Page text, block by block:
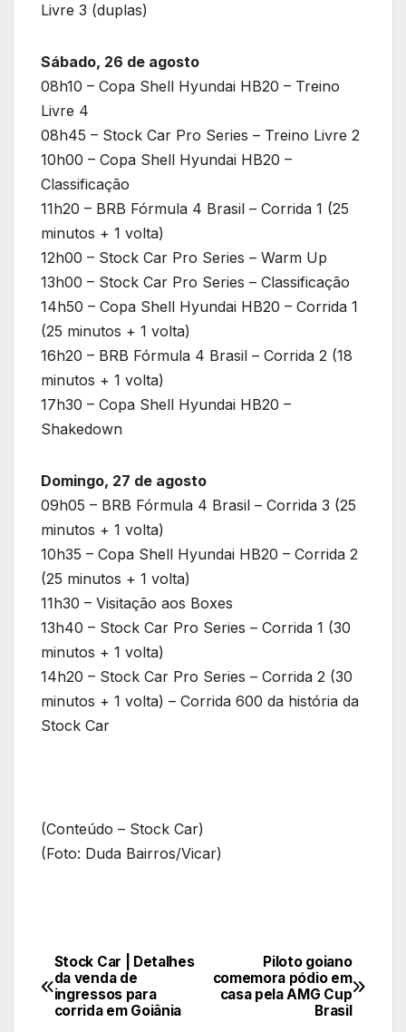
Livre 3 (duplas)
Sábado, 26 de agosto
08h10 – Copa Shell Hyundai HB20 – Treino
Livre 4
08h45 – Stock Car Pro Series – Treino Livre 2
10h00 – Copa Shell Hyundai HB20 –
Classificação
11h20 – BRB Fórmula 4 Brasil – Corrida 1 (25
minutos + 1 volta)
12h00 – Stock Car Pro Series – Warm Up
13h00 – Stock Car Pro Series – Classificação
14h50 – Copa Shell Hyundai HB20 – Corrida 1
(25 minutos + 1 volta)
16h20 – BRB Fórmula 4 Brasil – Corrida 2 (18
minutos + 1 volta)
17h30 – Copa Shell Hyundai HB20 –
Shakedown
Domingo, 27 de agosto
09h05 – BRB Fórmula 4 Brasil – Corrida 3 (25
minutos + 1 volta)
10h35 – Copa Shell Hyundai HB20 – Corrida 2
(25 minutos + 1 volta)
11h30 – Visitação aos Boxes
13h40 – Stock Car Pro Series – Corrida 1 (30
minutos + 1 volta)
14h20 – Stock Car Pro Series – Corrida 2 (30
minutos + 1 volta) – Corrida 600 da história da
Stock Car
(Conteúdo – Stock Car)
(Foto: Duda Bairros/Vicar)
Navegação
de
Piloto goiano
comemora pódio em
casa pela AMG Cup
Brasil
Stock Car | Detalhes
da venda de
ingressos para
corrida em Goiânia